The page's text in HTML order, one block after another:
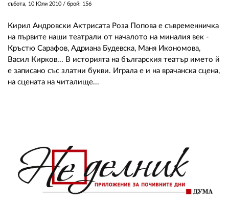
събота, 10 Юли 2010 / брой: 156
Кирил Андровски Актрисата Роза Попова е съвременничка
на първите наши театрали от началото на миналия век -
Кръстю Сарафов, Адриана Будевска, Маня Икономова,
Васил Кирков... В историята на българския театър името й
е записано със златни букви. Играла е и на врачанска сцена,
на сцената на читалище...